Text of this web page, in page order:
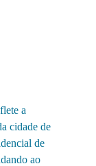
a
cidade de
de
ao